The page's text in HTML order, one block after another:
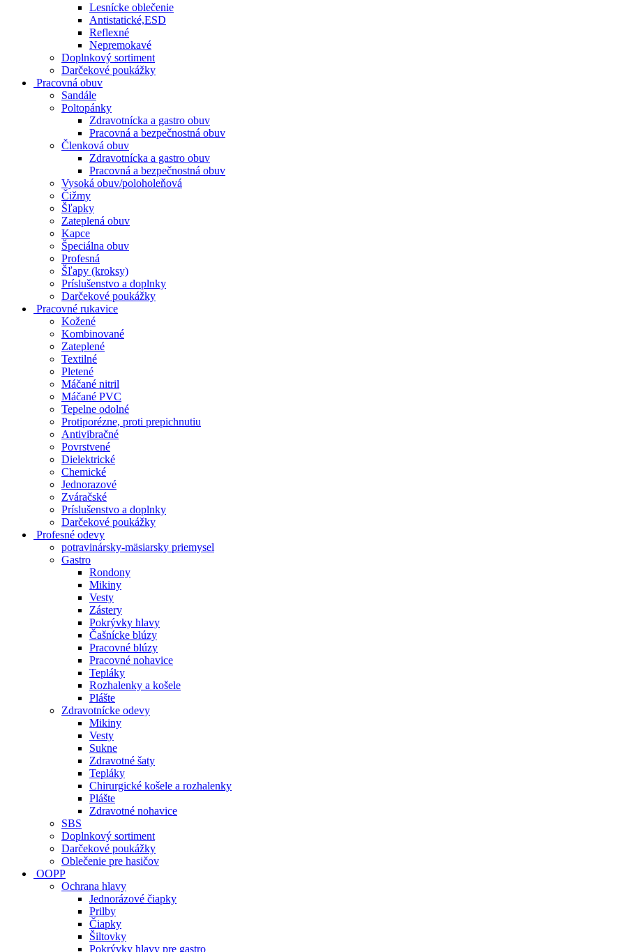
Lesnícke oblečenie
Antistatické,ESD
Reflexné
Nepremokavé
Doplnkový sortiment
Darčekové poukážky
Pracovná obuv
Sandále
Poltopánky
Zdravotnícka a gastro obuv
Pracovná a bezpečnostná obuv
Členková obuv
Zdravotnícka a gastro obuv
Pracovná a bezpečnostná obuv
Vysoká obuv/poloholeňová
Čižmy
Šľapky
Zateplená obuv
Kapce
Špeciálna obuv
Profesná
Šľapy (kroksy)
Príslušenstvo a doplnky
Darčekové poukážky
Pracovné rukavice
Kožené
Kombinované
Zateplené
Textilné
Pletené
Máčané nitril
Máčané PVC
Tepelne odolné
Protiporézne, proti prepichnutiu
Antivibračné
Povrstvené
Dielektrické
Chemické
Jednorazové
Zváračské
Príslušenstvo a doplnky
Darčekové poukážky
Profesné odevy
potravinársky-mäsiarsky priemysel
Gastro
Rondony
Mikiny
Vesty
Zástery
Pokrývky hlavy
Čašnícke blúzy
Pracovné blúzy
Pracovné nohavice
Tepláky
Rozhalenky a košele
Plášte
Zdravotnícke odevy
Mikiny
Vesty
Sukne
Zdravotné šaty
Tepláky
Chirurgické košele a rozhalenky
Plášte
Zdravotné nohavice
SBS
Doplnkový sortiment
Darčekové poukážky
Oblečenie pre hasičov
OOPP
Ochrana hlavy
Jednorázové čiapky
Prilby
Čiapky
Šiltovky
Pokrývky hlavy pre gastro